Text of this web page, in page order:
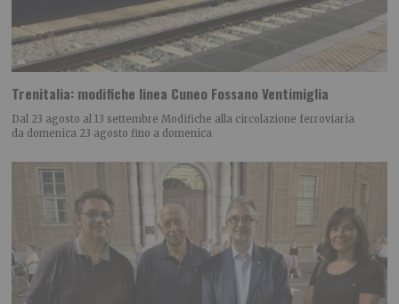
Trenitalia: modifiche linea Cuneo Fossano Ventimiglia
Dal 23 agosto al 13 settembre Modifiche alla circolazione ferroviaria
da domenica 23 agosto fino a domenica